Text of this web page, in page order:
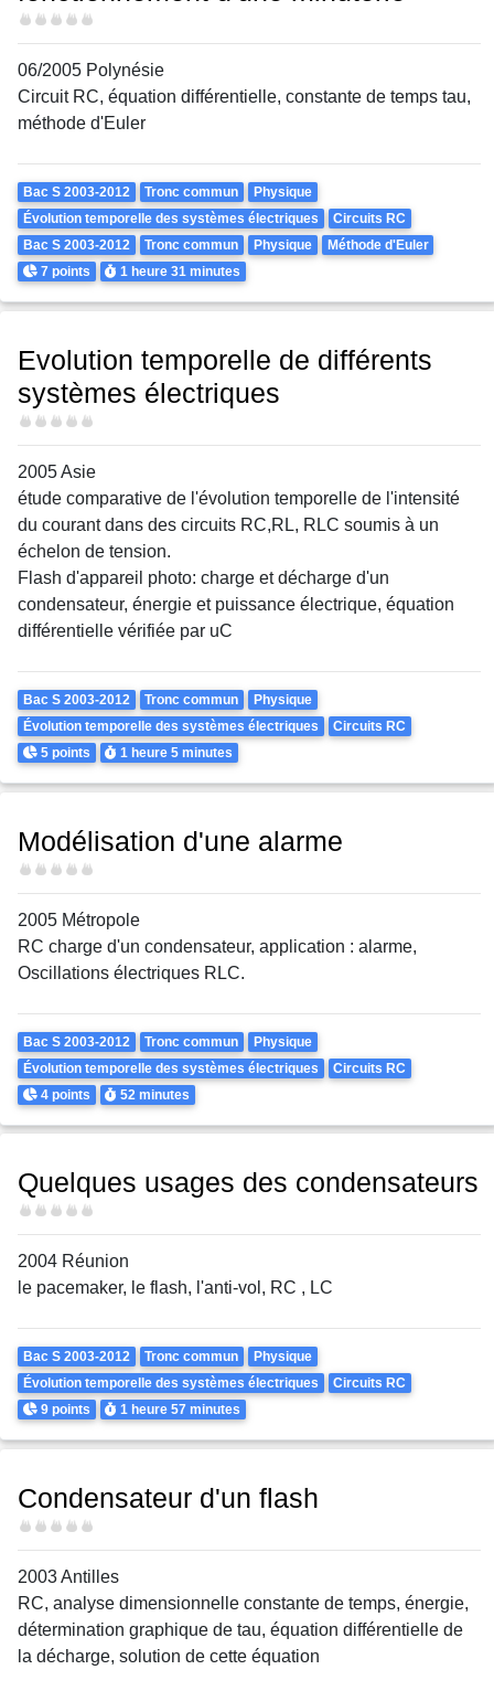
Difficulté
06/2005 Polynésie
Circuit RC, équation différentielle, constante de temps tau,
méthode d'Euler
Theme
Bac S 2003-2012 Tronc commun
Physique
Évolution temporelle des systèmes électriques
Circuits RC
Bac S 2003-2012
Tronc commun Physique Méthode d'Euler
Points
7 points Durée
1 heure31 minutes
Evolution temporelle de différents
systèmes électriques
Difficulté
2005 Asie
étude comparative de l'évolution temporelle de l'intensité
du courant dans des circuits RC,RL, RLC soumis à un
échelon de tension.
Flash d'appareil photo: charge et décharge d'un
condensateur, énergie et puissance électrique, équation
différentielle vérifiée par uC
Theme
Bac S 2003-2012 Tronc commun
Physique
Évolution temporelle des systèmes électriques
Circuits RC
Points
5 points Durée
1 heure5 minutes
Modélisation d'une alarme
Difficulté
2005 Métropole
RC charge d'un condensateur, application : alarme,
Oscillations électriques RLC.
Theme
Bac S 2003-2012 Tronc commun
Physique
Évolution temporelle des systèmes électriques
Circuits RC
Points
4 points Durée
52 minutes
Quelques usages des condensateurs
Difficulté
2004 Réunion
le pacemaker, le flash, l'anti-vol, RC , LC
Theme
Bac S 2003-2012 Tronc commun
Physique
Évolution temporelle des systèmes électriques
Circuits RC
Points
9 points Durée
1 heure57 minutes
Condensateur d'un flash
Difficulté
2003 Antilles
RC, analyse dimensionnelle constante de temps, énergie,
détermination graphique de tau, équation différentielle de
la décharge, solution de cette équation